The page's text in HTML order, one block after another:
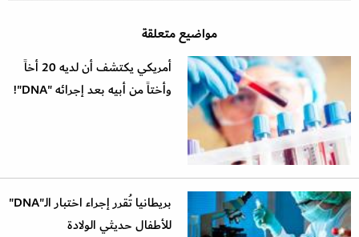
مواضيع متعلقة
أمريكي يكتشف أن لديه 20 أخاً
وأختاً من أبيه بعد إجرائه "DNA"!
بريطانيا تُقرر إجراء اختبار الـ"DNA"
للأطفال حديثي الولادة